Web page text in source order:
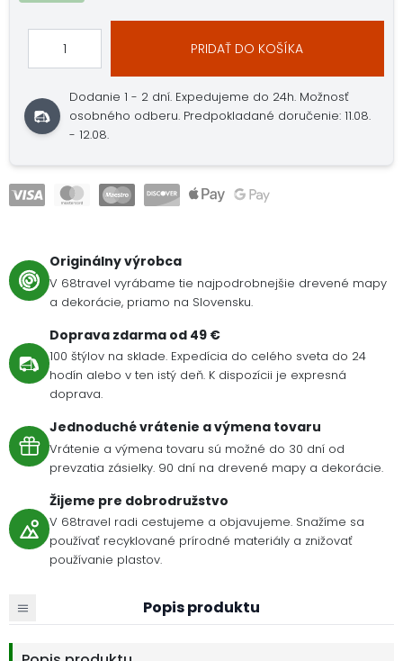
PRIDAŤ DO KOŠÍKA
Dodanie 1 - 2 dní. Expedujeme do 24h. Možnosť
osobného odberu. Predpokladané doručenie: 11.08.
- 12.08.
Originálny výrobca
V 68travel vyrábame tie najpodrobnejšie drevené mapy
a dekorácie, priamo na Slovensku.
Doprava zdarma od 49 €
100 štýlov na sklade. Expedícia do celého sveta do 24
hodín alebo v ten istý deň. K dispozícii je expresná
doprava.
Jednoduché vrátenie a výmena tovaru
Vrátenie a výmena tovaru sú možné do 30 dní od
prevzatia zásielky. 90 dní na drevené mapy a dekorácie.
Žijeme pre dobrodružstvo
V 68travel radi cestujeme a objavujeme. Snažíme sa
používať recyklované prírodné materiály a znižovať
používanie plastov.
Popis produktu